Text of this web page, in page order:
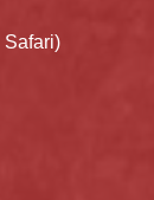
Safari)